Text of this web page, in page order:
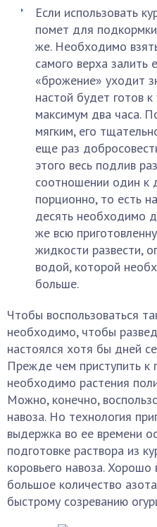
Если использовать
помет для
же. Необходимо
самого верха залить
«брожение» уходит
настой будет готов
максимум два часа.
мягким, его
еще раз
этого весь подлив
соотношении один к
порционно, то есть
десять необходимо
же всю
жидкости развести,
водой, которой
больше.
Чтобы воспользоваться
необходимо, чтобы
настоялся хотя бы дней
Прежде чем приступить к
необходимо растения
Можно, конечно,
навоза. Но технология
выдержка во ее времени
подготовке раствора из
коровьего навоза. Хорошо
большое количество
быстрому созреванию